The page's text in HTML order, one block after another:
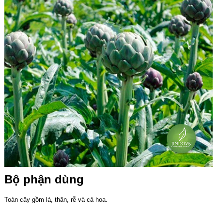
Bộ phận dùng
Toàn cây gồm lá, thân, rễ và cả hoa.